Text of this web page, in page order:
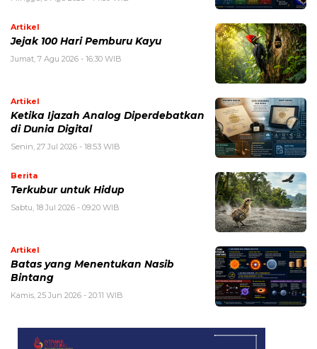
Artikel
Jejak 100 Hari Pemburu Kayu
Jumat, 7 Agu 2026 - 16:30 WIB
Artikel
Ketika Ijazah Analog Diperdebatkan
di Dunia Digital
Senin, 27 Jul 2026 - 18:53 WIB
Berita
Terkubur untuk Hidup
Sabtu, 18 Jul 2026 - 09:20 WIB
Artikel
Batas yang Menentukan Nasib
Bintang
Kamis, 25 Jun 2026 - 20:11 WIB